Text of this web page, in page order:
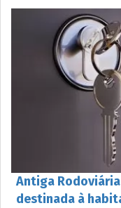
Antiga
destinada à